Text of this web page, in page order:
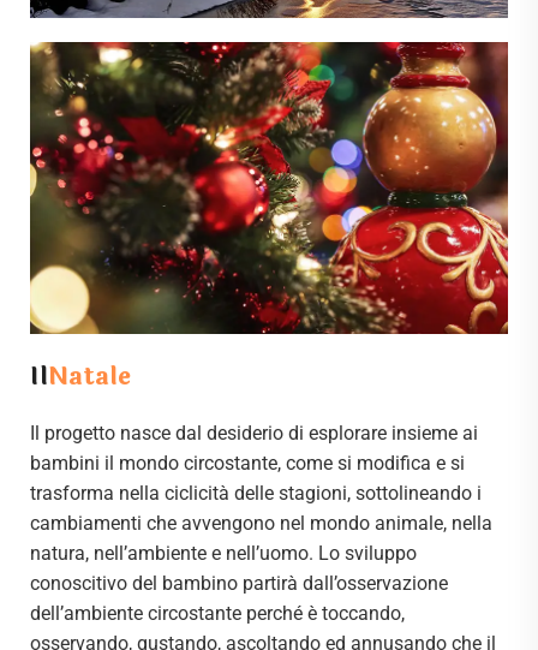
IlNatale
Il progetto nasce dal desiderio di esplorare insieme ai
bambini il mondo circostante, come si modifica e si
trasforma nella ciclicità delle stagioni, sottolineando i
cambiamenti che avvengono nel mondo animale, nella
natura, nell’ambiente e nell’uomo. Lo sviluppo
conoscitivo del bambino partirà dall’osservazione
dell’ambiente circostante perché è toccando,
osservando, gustando, ascoltando ed annusando che il